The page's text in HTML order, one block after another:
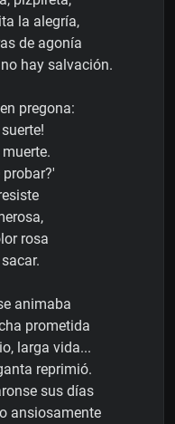
la alegría,
de agonía
hay salvación.
pregona:
probar?'
rosa
animaba
prometida
larga vida...
reprimió.
sus días
ansiosamente